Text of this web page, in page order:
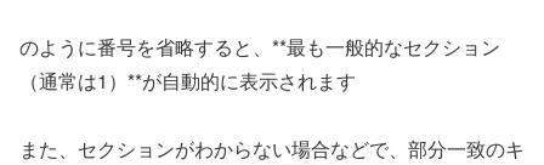
のように番号を省略すると、**最も一般的なセクション
（通常は1）**が自動的に表示されます
また、セクションがわからない場合などで、部分一致のキ